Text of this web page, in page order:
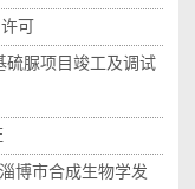
可
硫脲项目竣工及调试
博市合成生物学发